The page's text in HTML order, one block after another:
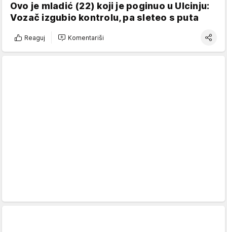
Ovo je mladić (22) koji je poginuo u Ulcinju:
Vozač izgubio kontrolu, pa sleteo s puta
Reaguj Komentariši